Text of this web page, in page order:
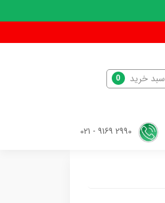
سبد خرید 0